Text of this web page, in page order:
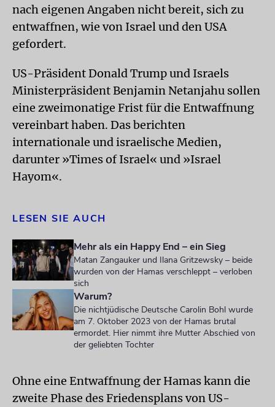
nach eigenen Angaben nicht bereit, sich zu
entwaffnen, wie von Israel und den USA
gefordert.
US-Präsident Donald Trump und Israels
Ministerpräsident Benjamin Netanjahu sollen
eine zweimonatige Frist für die Entwaffnung
vereinbart haben. Das berichten
internationale und israelische Medien,
darunter »Times of Israel« und »Israel
Hayom«.
LESEN SIE AUCH
Mehr als ein Happy End – ein Sieg
Matan Zangauker und Ilana Gritzewsky – beide
wurden von der Hamas verschleppt – verloben
sich
Warum?
Die nichtjüdische Deutsche Carolin Bohl wurde
am 7. Oktober 2023 von der Hamas brutal
ermordet. Hier nimmt ihre Mutter Abschied von
der geliebten Tochter
Ohne eine Entwaffnung der Hamas kann die
zweite Phase des Friedensplans von US-